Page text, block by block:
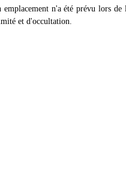
emplacement n'a été prévu lors
et d'occultation.